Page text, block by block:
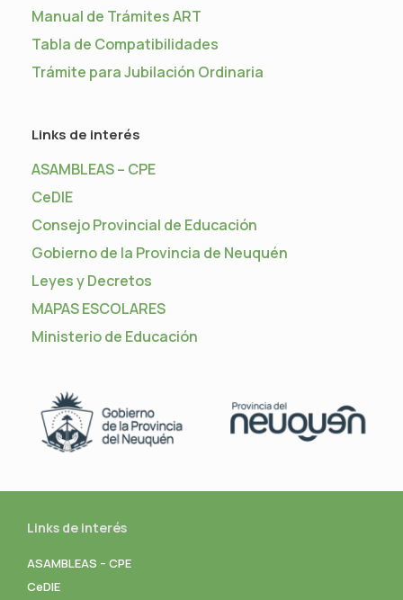
Manual de Trámites ART
Tabla de Compatibilidades
Trámite para Jubilación Ordinaria
Links de interés
ASAMBLEAS – CPE
CeDIE
Consejo Provincial de Educación
Gobierno de la Provincia de Neuquén
Leyes y Decretos
MAPAS ESCOLARES
Ministerio de Educación
Links de interés
ASAMBLEAS – CPE
CeDIE